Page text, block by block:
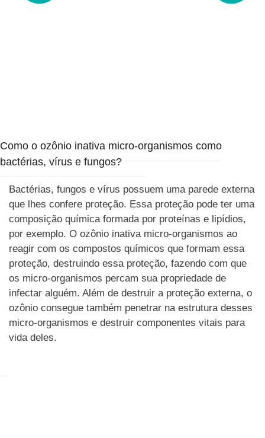
Como o ozônio inativa micro-organismos como
bactérias, vírus e fungos?
Bactérias, fungos e vírus possuem uma parede externa
que lhes confere proteção. Essa proteção pode ter uma
composição química formada por proteínas e lipídios,
por exemplo. O ozônio inativa micro-organismos ao
reagir com os compostos químicos que formam essa
proteção, destruindo essa proteção, fazendo com que
os micro-organismos percam sua propriedade de
infectar alguém. Além de destruir a proteção externa, o
ozônio consegue também penetrar na estrutura desses
micro-organismos e destruir componentes vitais para
vida deles.